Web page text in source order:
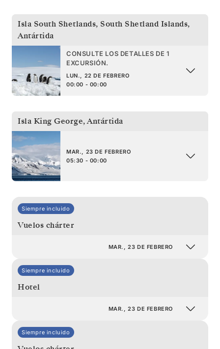
Isla South Shetlands, South Shetland Islands,
Antártida
CONSULTE LOS DETALLES DE 1
EXCURSIÓN.
LUN., 22 DE FEBRERO
00:00 - 00:00
Isla King George,Antártida
MAR., 23 DE FEBRERO
05:30 - 00:00
Siempre incluido
Vuelos chárter
MAR., 23 DE FEBRERO
Siempre incluido
Hotel
MAR., 23 DE FEBRERO
Siempre incluido